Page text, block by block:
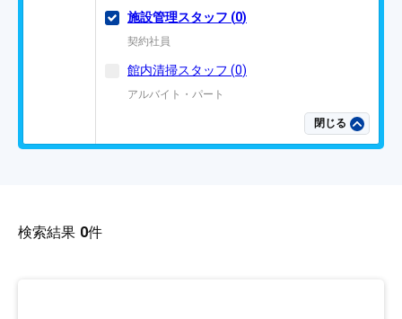
施設管理スタッフ (0)
契約社員
館内清掃スタッフ (0)
アルバイト・パート
閉じる
検索結果 0件